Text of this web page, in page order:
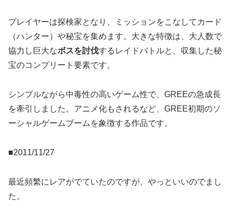
プレイヤーは探検家となり、ミッションをこなしてカード
（ハンター）や秘宝を集めます。大きな特徴は、大人数で
協力し巨大なボスを討伐するレイドバトルと、収集した秘
宝のコンプリート要素です。
シンプルながら中毒性の高いゲーム性で、GREEの急成長
を牽引しました。アニメ化もされるなど、GREE初期のソ
ーシャルゲームブームを象徴する作品です。
■2011/11/27
最近頻繁にレアがでていたのですが、やっといいのでまし
た。